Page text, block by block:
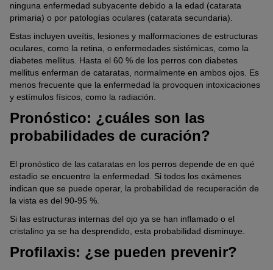
ninguna enfermedad subyacente debido a la edad (catarata
primaria) o por patologías oculares (catarata secundaria).
Estas incluyen uveítis, lesiones y malformaciones de estructuras
oculares, como la retina, o enfermedades sistémicas, como la
diabetes mellitus. Hasta el 60 % de los perros con diabetes
mellitus enferman de cataratas, normalmente en ambos ojos. Es
menos frecuente que la enfermedad la provoquen intoxicaciones
y estímulos físicos, como la radiación.
Pronóstico: ¿cuáles son las
probabilidades de curación?
El pronóstico de las cataratas en los perros depende de en qué
estadio se encuentre la enfermedad. Si todos los exámenes
indican que se puede operar, la probabilidad de recuperación de
la vista es del 90-95 %.
Si las estructuras internas del ojo ya se han inflamado o el
cristalino ya se ha desprendido, esta probabilidad disminuye.
Profilaxis: ¿se pueden prevenir?